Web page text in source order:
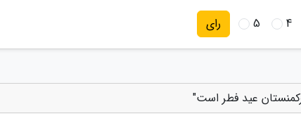
4
5 رای
عید فطر است"